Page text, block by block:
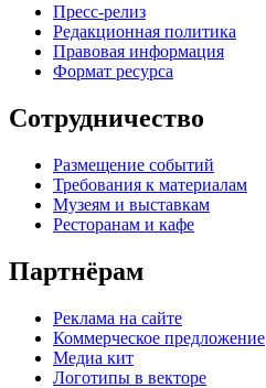
Пресс-релиз
Редакционная политика
Правовая информация
Формат ресурса
Сотрудничество
Размещение событий
Требования к материалам
Музеям и выставкам
Ресторанам и кафе
Партнёрам
Реклама на сайте
Коммерческое предложение
Медиа кит
Логотипы в векторе